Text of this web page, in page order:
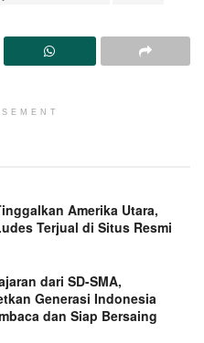
Amerika Utara,
Terjual di Situs Resmi
dari SD-SMA,
Generasi Indonesia
dan Siap Bersaing